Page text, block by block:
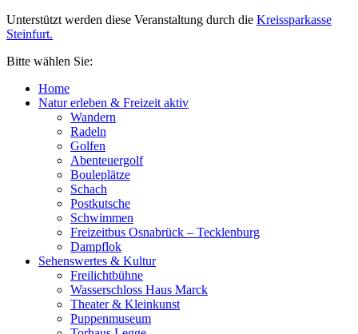
Unterstützt werden diese Veranstaltung durch die Kreissparkasse
Steinfurt.
Bitte wählen Sie:
Home
Natur erleben & Freizeit aktiv
Wandern
Radeln
Golfen
Abenteuergolf
Bouleplätze
Schach
Postkutsche
Schwimmen
Freizeitbus Osnabrück – Tecklenburg
Dampflok
Sehenswertes & Kultur
Freilichtbühne
Wasserschloss Haus Marck
Theater & Kleinkunst
Puppenmuseum